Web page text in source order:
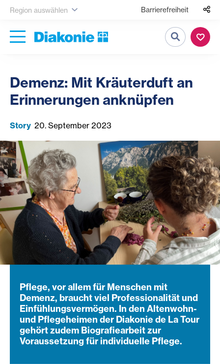
Region auswählen Barrierefreiheit
Suche
Demenz: Mit Kräuterduft an
Erinnerungen anknüpfen
Story 20. September 2023
Pflege, vor allem für Menschen mit
Demenz, braucht viel Professionalität und
Einfühlungsvermögen. In den Altenwohn-
und Pflegeheimen der Diakonie de La Tour
gehört zudem Biografiearbeit zur
Voraussetzung für individuelle Pflege.